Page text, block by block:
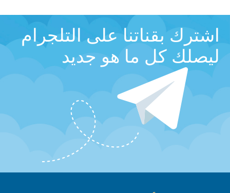
اشترك بقناتنا على التلجرام
ليصلك كل ما هو جديد